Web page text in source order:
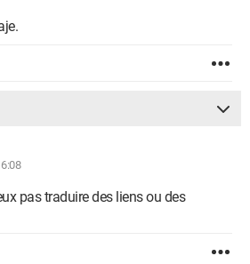
pas traduire des liens ou des